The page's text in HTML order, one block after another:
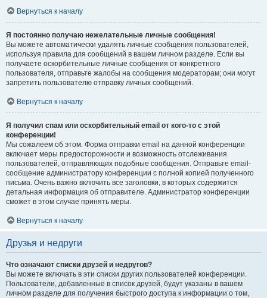
Вернуться к началу
Я постоянно получаю нежелательные личные сообщения!
Вы можете автоматически удалять личные сообщения пользователей,
используя правила для сообщений в вашем личном разделе. Если вы
получаете оскорбительные личные сообщения от конкретного
пользователя, отправьте жалобы на сообщения модераторам; они могут
запретить пользователю отправку личных сообщений.
Вернуться к началу
Я получил спам или оскорбительный email от кого-то с этой
конференции!
Мы сожалеем об этом. Форма отправки email на данной конференции
включает меры предосторожности и возможность отслеживания
пользователей, отправляющих подобные сообщения. Отправьте email-
сообщение администратору конференции с полной копией полученного
письма. Очень важно включить все заголовки, в которых содержится
детальная информация об отправителе. Администратор конференции
сможет в этом случае принять меры.
Вернуться к началу
Друзья и недруги
Что означают списки друзей и недругов?
Вы можете включать в эти списки других пользователей конференции.
Пользователи, добавленные в список друзей, будут указаны в вашем
личном разделе для получения быстрого доступа к информации о том,